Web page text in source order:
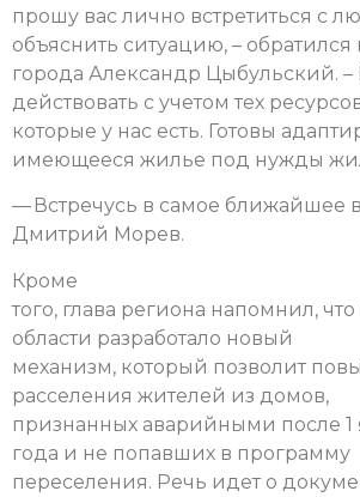
прошу вас лично встретиться с
объяснить ситуацию, – обратился
города Александр Цыбульский.
действовать с учетом тех
которые у нас есть. Готовы
имеющееся жилье под нужды
— Встречусь в самое ближайшее
Дмитрий Морев.
Кроме
того, глава региона напомнил,
области разработало новый
механизм, который позволит
расселения жителей из домов,
признанных аварийными после 1
года и не попавших в программу
переселения. Речь идет о